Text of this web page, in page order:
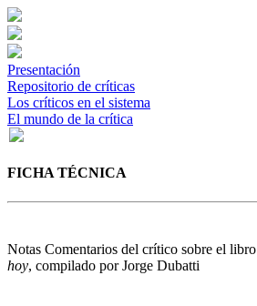
Presentación
Repositorio de críticas
Los críticos en el sistema
El mundo de la crítica
FICHA TÉCNICA
Notas Comentarios del crítico sobre el libro
hoy, compilado por Jorge Dubatti